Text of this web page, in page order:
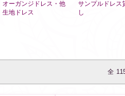
オーガンジドレス・他
生地ドレス
サンプルドレス
し
全